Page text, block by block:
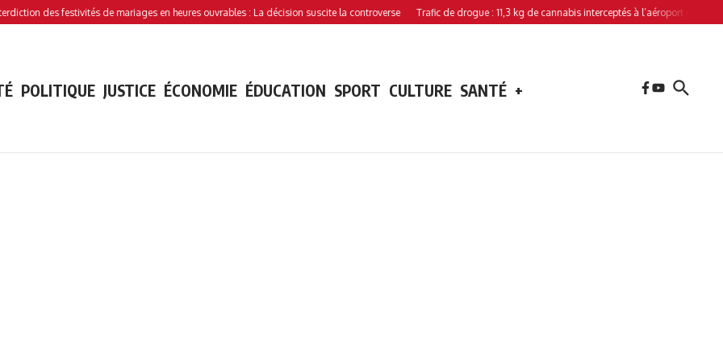
des festivités de mariages en heures ouvrables : La décision suscite la controverse Trafic de drogue : 11,3 kg de cannabis interceptés à l’aéroport de Hahaya
POLITIQUE JUSTICE ÉCONOMIE ÉDUCATION SPORT CULTURE SANTÉ +